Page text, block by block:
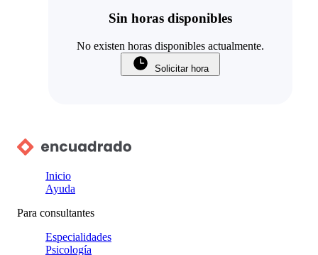
Sin horas disponibles
No existen horas disponibles actualmente.
Solicitar hora
Inicio
Ayuda
Para consultantes
Especialidades
Psicología